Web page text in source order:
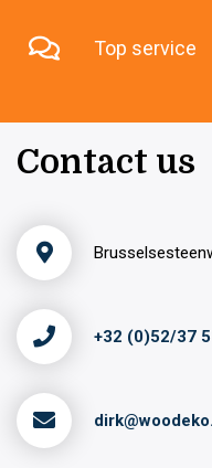
Top service
Contact us
+32 (0)52/37